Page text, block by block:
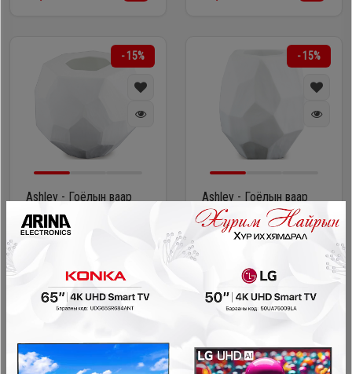
- 15%
Ashley - Гоёлын ваар
A2000720
#8009022
134,300₮
- 15%
Ashley - Гоёлын ваар
A2000721
#8009023
Зээл судлуулах
176,800₮
- 15%